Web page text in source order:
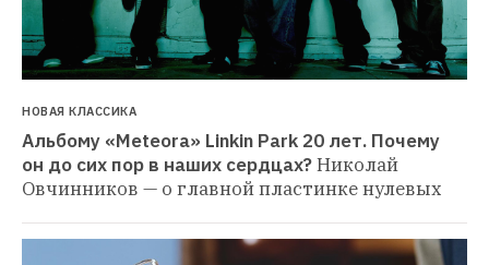
НОВАЯ КЛАССИКА
Альбому «Meteora» Linkin Park 20 лет. Почему
он до сих пор в наших сердцах?Николай
Овчинников — о главной пластинке нулевых